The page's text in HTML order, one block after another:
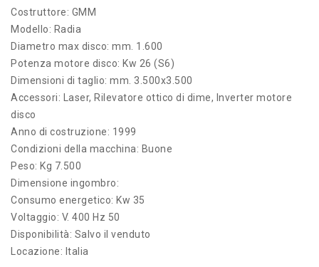
Costruttore: GMM
Modello: Radia
Diametro max disco: mm. 1.600
Potenza motore disco: Kw 26 (S6)
Dimensioni di taglio: mm. 3.500x3.500
Accessori: Laser, Rilevatore ottico di dime, Inverter motore
disco
Anno di costruzione: 1999
Condizioni della macchina: Buone
Peso: Kg 7.500
Dimensione ingombro:
Consumo energetico: Kw 35
Voltaggio: V. 400 Hz 50
Disponibilità: Salvo il venduto
Locazione: Italia